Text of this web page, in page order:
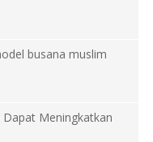
busana muslim
Meningkatkan